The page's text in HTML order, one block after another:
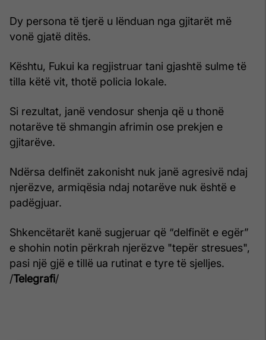
Dy persona të tjerë u lënduan nga gjitarët më
vonë gjatë ditës.
Kështu, Fukui ka regjistruar tani gjashtë sulme të
tilla këtë vit, thotë policia lokale.
Si rezultat, janë vendosur shenja që u thonë
notarëve të shmangin afrimin ose prekjen e
gjitarëve.
Ndërsa delfinët zakonisht nuk janë agresivë ndaj
njerëzve, armiqësia ndaj notarëve nuk është e
padëgjuar.
Shkencëtarët kanë sugjeruar që “delfinët e egër”
e shohin notin përkrah njerëzve "tepër stresues",
pasi një gjë e tillë ua rutinat e tyre të sjelljes.
/Telegrafi/